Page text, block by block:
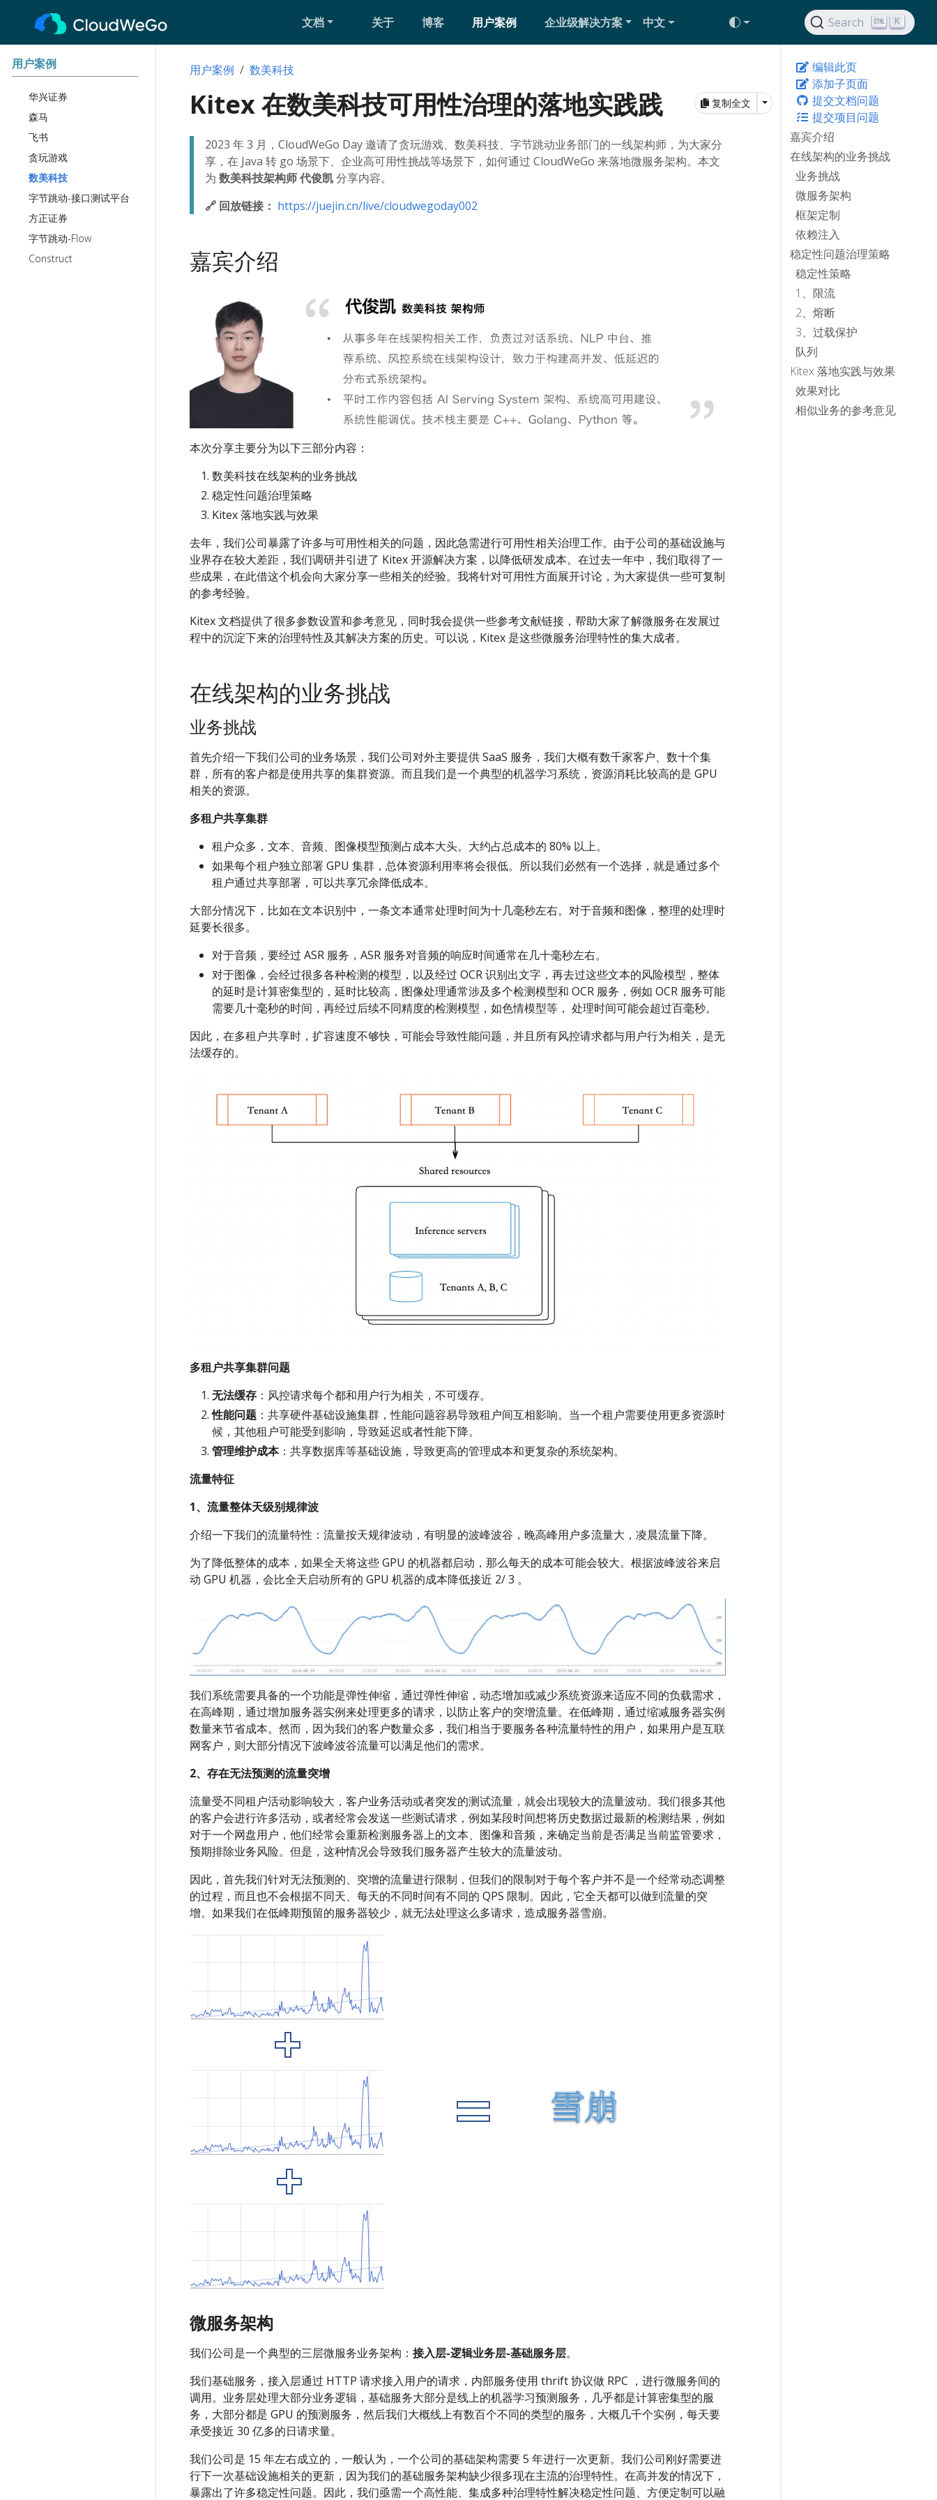
文档 关于 博客 用户案例 企业级解决方案 中文 Search K
用户案例
华兴证券
森马
飞书
贪玩游戏
数美科技
字节跳动-接口测试平台
方正证券
字节跳动-Flow
Construct
编辑此页
添加子页面
提交文档问题
提交项目问题
嘉宾介绍
在线架构的业务挑战
业务挑战
微服务架构
框架定制
依赖注入
稳定性问题治理策略
稳定性策略
1、限流
2、熔断
3、过载保护
队列
Kitex 落地实践与效果
效果对比
相似业务的参考意见
用户案例 数美科技
复制全文 Toggle Dropdown
Kitex 在数美科技可用性治理的落地实践践
2023 年 3 月，CloudWeGo Day 邀请了贪玩游戏、数美科技、字节跳动业务部门的一线架构师，为大家分
享，在 Java 转 go 场景下、企业高可用性挑战等场景下，如何通过 CloudWeGo 来落地微服务架构。本文
为 数美科技架构师 代俊凯分享内容。
🔗 回放链接： https://juejin.cn/live/cloudwegoday002
嘉宾介绍
本次分享主要分为以下三部分内容：
数美科技在线架构的业务挑战
稳定性问题治理策略
Kitex 落地实践与效果
去年，我们公司暴露了许多与可用性相关的问题，因此急需进行可用性相关治理工作。由于公司的基础设施与
业界存在较大差距，我们调研并引进了 Kitex 开源解决方案，以降低研发成本。在过去一年中，我们取得了一
些成果，在此借这个机会向大家分享一些相关的经验。我将针对可用性方面展开讨论，为大家提供一些可复制
的参考经验。
Kitex 文档提供了很多参数设置和参考意见，同时我会提供一些参考文献链接，帮助大家了解微服务在发展过
程中的沉淀下来的治理特性及其解决方案的历史。可以说，Kitex 是这些微服务治理特性的集大成者。
在线架构的业务挑战
业务挑战
首先介绍一下我们公司的业务场景，我们公司对外主要提供 SaaS 服务，我们大概有数千家客户、数十个集
群，所有的客户都是使用共享的集群资源。而且我们是一个典型的机器学习系统，资源消耗比较高的是 GPU
相关的资源。
多租户共享集群
租户众多，文本、音频、图像模型预测占成本大头。大约占总成本的 80% 以上。
如果每个租户独立部署 GPU 集群，总体资源利用率将会很低。所以我们必然有一个选择，就是通过多个
租户通过共享部署，可以共享冗余降低成本。
大部分情况下，比如在文本识别中，一条文本通常处理时间为十几毫秒左右。对于音频和图像，整理的处理时
延要长很多。
对于音频，要经过 ASR 服务，ASR 服务对音频的响应时间通常在几十毫秒左右。
对于图像，会经过很多各种检测的模型，以及经过 OCR 识别出文字，再去过这些文本的风险模型，整体
的延时是计算密集型的，延时比较高，图像处理通常涉及多个检测模型和 OCR 服务，例如 OCR 服务可能
需要几十毫秒的时间，再经过后续不同精度的检测模型，如色情模型等， 处理时间可能会超过百毫秒。
因此，在多租户共享时，扩容速度不够快，可能会导致性能问题，并且所有风控请求都与用户行为相关，是无
法缓存的。
多租户共享集群问题
无法缓存 ：风控请求每个都和用户行为相关，不可缓存。
性能问题 ：共享硬件基础设施集群，性能问题容易导致租户间互相影响。当一个租户需要使用更多资源时
候，其他租户可能受到影响，导致延迟或者性能下降。
管理维护成本：共享数据库等基础设施，导致更高的管理成本和更复杂的系统架构。
流量特征
1、流量整体天级别规律波
介绍一下我们的流量特性：流量按天规律波动，有明显的波峰波谷，晚高峰用户多流量大，凌晨流量下降。
为了降低整体的成本，如果全天将这些 GPU 的机器都启动，那么每天的成本可能会较大。根据波峰波谷来启
动 GPU 机器，会比全天启动所有的 GPU 机器的成本降低接近 2/ 3 。
我们系统需要具备的一个功能是弹性伸缩，通过弹性伸缩，动态增加或减少系统资源来适应不同的负载需求，
在高峰期，通过增加服务器实例来处理更多的请求，以防止客户的突增流量。在低峰期，通过缩减服务器实例
数量来节省成本。然而，因为我们的客户数量众多，我们相当于要服务各种流量特性的用户，如果用户是互联
网客户，则大部分情况下波峰波谷流量可以满足他们的需求。
2、存在无法预测的流量突增
流量受不同租户活动影响较大，客户业务活动或者突发的测试流量，就会出现较大的流量波动。我们很多其他
的客户会进行许多活动，或者经常会发送一些测试请求，例如某段时间想将历史数据过最新的检测结果，例如
对于一个网盘用户，他们经常会重新检测服务器上的文本、图像和音频，来确定当前是否满足当前监管要求，
预期排除业务风险。但是，这种情况会导致我们服务器产生较大的流量波动。
因此，首先我们针对无法预测的、突增的流量进行限制，但我们的限制对于每个客户并不是一个经常动态调整
的过程，而且也不会根据不同天、每天的不同时间有不同的 QPS 限制。因此，它全天都可以做到流量的突
增。如果我们在低峰期预留的服务器较少，就无法处理这么多请求，造成服务器雪崩。
微服务架构
我们公司是一个典型的三层微服务业务架构： 接入层-逻辑业务层-基础服务层。
我们基础服务，接入层通过 HTTP 请求接入用户的请求，内部服务使用 thrift 协议做 RPC ，进行微服务间的
调用。业务层处理大部分业务逻辑，基础服务大部分是线上的机器学习预测服务，几乎都是计算密集型的服
务，大部分都是 GPU 的预测服务，然后我们大概线上有数百个不同的类型的服务，大概几千个实例，每天要
承受接近 30 亿多的日请求量。
我们公司是 15 年左右成立的，一般认为，一个公司的基础架构需要 5 年进行一次更新。我们公司刚好需要进
行下一次基础设施相关的更新，因为我们的基础服务架构缺少很多现在主流的治理特性。在高并发的情况下，
暴露出了许多稳定性问题。因此，我们亟需一个高性能、集成多种治理特性解决稳定性问题、方便定制可以融